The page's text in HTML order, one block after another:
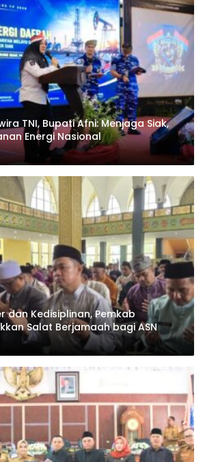
TNI, Bupati Afni: Menjaga Siak,
Energi Nasional
dan Kedisiplinan, Pemkab
Salat Berjamaah bagi ASN